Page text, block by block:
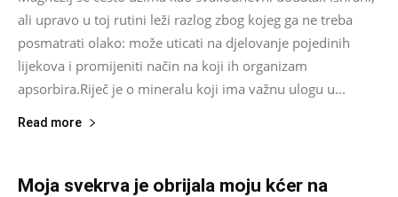
ali upravo u toj rutini leži razlog zbog kojeg ga ne treba
posmatrati olako: može uticati na djelovanje pojedinih
lijekova i promijeniti način na koji ih organizam
apsorbira.Riječ je o mineralu koji ima važnu ulogu u...
Read more
Moja svekrva je obrijala moju kćer na